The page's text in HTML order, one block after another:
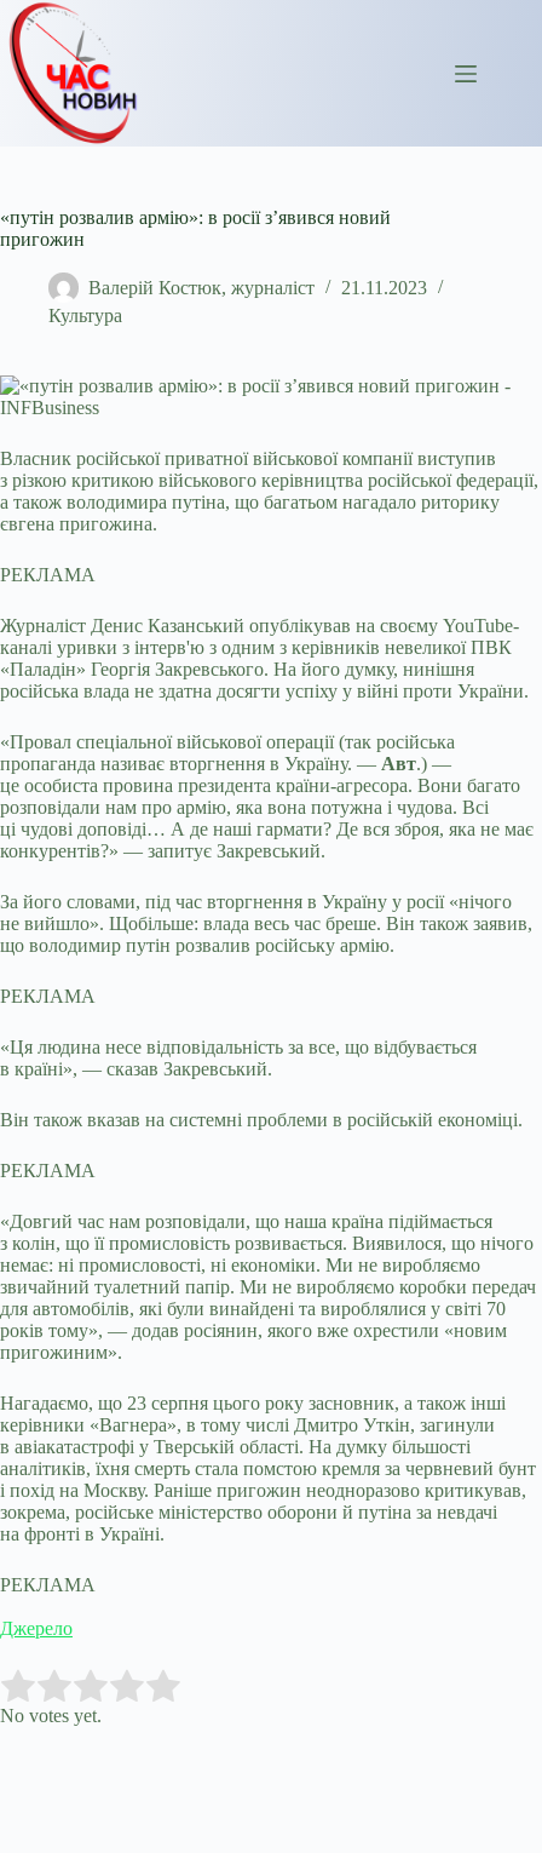
Перейти
до
вмісту
«путін розвалив армію»: в росії з’явився новий
пригожин
Валерій Костюк, журналіст
21.11.2023
Культура
Власник російської приватної військової компанії виступив
з різкою критикою військового керівництва російської федерації,
а також володимира путіна, що багатьом нагадало риторику
євгена пригожина.
РЕКЛАМА
Журналіст Денис Казанський опублікував на своєму YouTube-
каналі уривки з інтерв'ю з одним з керівників невеликої ПВК
«Паладін» Георгія Закревського. На його думку, нинішня
російська влада не здатна досягти успіху у війні проти України.
«Провал спеціальної військової операції (так російська
пропаганда називає вторгнення в Україну. — Авт.) —
це особиста провина президента країни-агресора. Вони багато
розповідали нам про армію, яка вона потужна і чудова. Всі
ці чудові доповіді… А де наші гармати? Де вся зброя, яка не має
конкурентів?» — запитує Закревський.
За його словами, під час вторгнення в Україну у росії «нічого
не вийшло». Щобільше: влада весь час бреше. Він також заявив,
що володимир путін розвалив російську армію.
РЕКЛАМА
«Ця людина несе відповідальність за все, що відбувається
в країні», — сказав Закревський.
Він також вказав на системні проблеми в російській економіці.
РЕКЛАМА
«Довгий час нам розповідали, що наша країна підіймається
з колін, що її промисловість розвивається. Виявилося, що нічого
немає: ні промисловості, ні економіки. Ми не виробляємо
звичайний туалетний папір. Ми не виробляємо коробки передач
для автомобілів, які були винайдені та вироблялися у світі 70
років тому», — додав росіянин, якого вже охрестили «новим
пригожиним».
Нагадаємо, що 23 серпня цього року засновник, а також інші
керівники «Вагнера», в тому числі Дмитро Уткін, загинули
в авіакатастрофі у Тверській області. На думку більшості
аналітиків, їхня смерть стала помстою кремля за червневий бунт
і похід на Москву. Раніше пригожин неодноразово критикував,
зокрема, російське міністерство оборони й путіна за невдачі
на фронті в Україні.
РЕКЛАМА
Джерело
Rate this item:
No votes yet.